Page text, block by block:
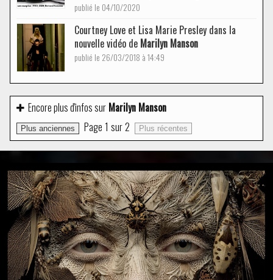
publié le 04/10/2020
Courtney Love et Lisa Marie Presley dans la
nouvelle vidéo de Marilyn Manson
publié le 26/03/2018 à 14:49
Encore plus d'infos sur Marilyn Manson
Plus anciennes Page 1 sur2 Plus récentes